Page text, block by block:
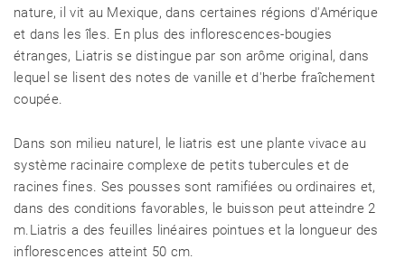
nature, il vit au Mexique, dans certaines régions d'Amérique
et dans les îles. En plus des inflorescences-bougies
étranges, Liatris se distingue par son arôme original, dans
lequel se lisent des notes de vanille et d'herbe fraîchement
coupée.
Dans son milieu naturel, le liatris est une plante vivace au
système racinaire complexe de petits tubercules et de
racines fines. Ses pousses sont ramifiées ou ordinaires et,
dans des conditions favorables, le buisson peut atteindre 2
m.Liatris a des feuilles linéaires pointues et la longueur des
inflorescences atteint 50 cm.